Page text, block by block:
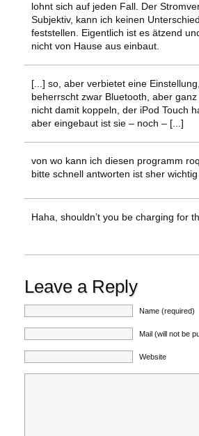
lohnt sich auf jeden Fall. Der
Subjektiv, kann ich keinen
feststellen. Eigentlich ist es ätzend
nicht von Hause aus einbaut.
[...] so, aber verbietet eine
beherrscht zwar Bluetooth, aber
nicht damit koppeln, der iPod Touch
aber eingebaut ist sie – noch – [...]
von wo kann ich diesen programm
bitte schnell antworten ist sher wichtig
Haha, shouldn’t you be charging for
Leave a Reply
Name (required)
Mail (will not be
Website